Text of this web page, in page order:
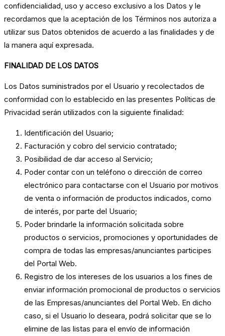
confidencialidad, uso y acceso exclusivo a los Datos y le
recordamos que la aceptación de los Términos nos autoriza a
utilizar sus Datos obtenidos de acuerdo a las finalidades y de
la manera aquí expresada.
FINALIDAD DE LOS DATOS
Los Datos suministrados por el Usuario y recolectados de
conformidad con lo establecido en las presentes Políticas de
Privacidad serán utilizados con la siguiente finalidad:
Identificación del Usuario;
Facturación y cobro del servicio contratado;
Posibilidad de dar acceso al Servicio;
Poder contar con un teléfono o dirección de correo
electrónico para contactarse con el Usuario por motivos
de venta o información de productos indicados, como
de interés, por parte del Usuario;
Poder brindarle la información solicitada sobre
productos o servicios, promociones y oportunidades de
compra de todas las empresas/anunciantes participes
del Portal Web.
Registro de los intereses de los usuarios a los fines de
enviar información promocional de productos o servicios
de las Empresas/anunciantes del Portal Web. En dicho
caso, si el Usuario lo deseara, podrá solicitar que se lo
elimine de las listas para el envío de información